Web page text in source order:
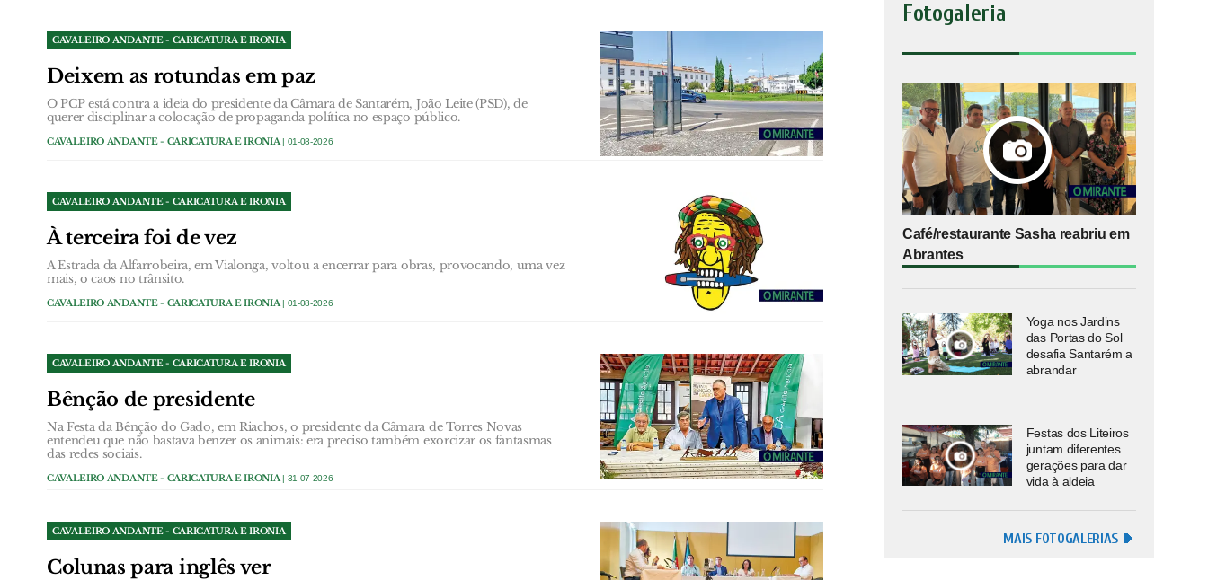
CAVALEIRO ANDANTE - CARICATURA E IRONIA
Deixem as rotundas em paz
O PCP está contra a ideia do presidente da Câmara de Santarém, João Leite (PSD), de
querer disciplinar a colocação de propaganda política no espaço público.
CAVALEIRO ANDANTE - CARICATURA E IRONIA | 01-08-2026
CAVALEIRO ANDANTE - CARICATURA E IRONIA
À terceira foi de vez
A Estrada da Alfarrobeira, em Vialonga, voltou a encerrar para obras, provocando, uma vez
mais, o caos no trânsito.
CAVALEIRO ANDANTE - CARICATURA E IRONIA | 01-08-2026
CAVALEIRO ANDANTE - CARICATURA E IRONIA
Bênção de presidente
Na Festa da Bênção do Gado, em Riachos, o presidente da Câmara de Torres Novas
entendeu que não bastava benzer os animais: era preciso também exorcizar os fantasmas
das redes sociais.
CAVALEIRO ANDANTE - CARICATURA E IRONIA | 31-07-2026
CAVALEIRO ANDANTE - CARICATURA E IRONIA
Colunas para inglês ver
Fotogaleria
Café/restaurante Sasha reabriu em
Abrantes
Yoga nos Jardins
das Portas do Sol
desafia Santarém a
abrandar
Festas dos Liteiros
juntam diferentes
gerações para dar
vida à aldeia
MAIS FOTOGALERIAS